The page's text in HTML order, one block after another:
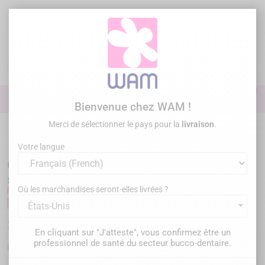
OMNIS - Curette multifonction couteau suisse
OMNIS - Curette multifonction couteau
suisse
30,00 €
Référence :OM2
Bienvenue chez WAM !
Merci de sélectionner le pays pour la livraison.
Votre langue
Où les marchandises seront-elles livrées ?
États-Unis
En cliquant sur "J'atteste", vous confirmez être un
professionnel de santé du secteur bucco-dentaire.